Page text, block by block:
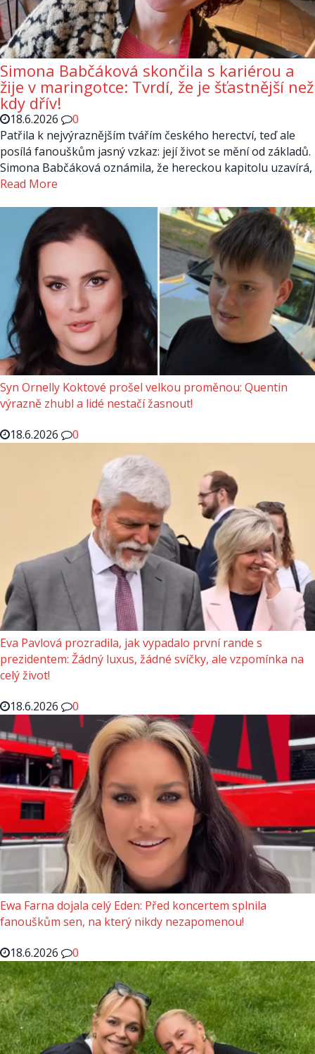
Simona Babčáková skončila s kariérou a
žije v maringotce: Tvrdí, že je šťastnější než
kdy dřív!
18.6.2026
0
Patřila k nejvýraznějším tvářím českého herectví, teď ale
posílá fanouškům jasný vzkaz: její život se mění od základů.
Simona Babčáková oznámila, že hereckou kapitolu uzavírá,
Read More
Syn Ornelly Koktové prošel velkou proměnou: Quentin
výrazně zhubl a lidé nestačí žasnout!
18.6.2026
0
Eva Pavlová prozradila, jak vypadalo první rande s
prezidentem: Žádný luxus, žádné svíčky, ale vzpomínka na
celý život!
18.6.2026
0
Ewa Farna dojala celý Eden: Před koncertem splnila
fanouškům sen, na který nikdy nezapomenou!
18.6.2026
0